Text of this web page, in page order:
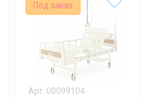
Под заказ
Арт. 00099104